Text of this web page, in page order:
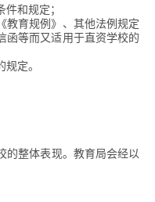
和规定；
教育规例》、其他法例规定
函等而又适用于直资学校的
定。
的整体表现。教育局会经以